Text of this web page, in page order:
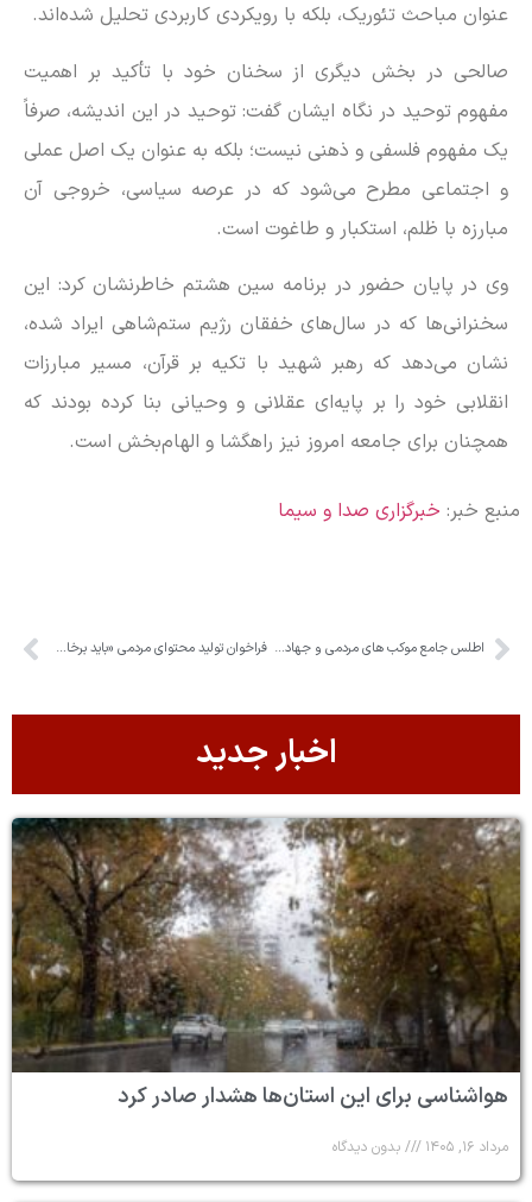
عنوان مباحث تئوریک، بلکه با رویکردی کاربردی تحلیل شده‌اند.
صالحی در بخش دیگری از سخنان خود با تأکید بر اهمیت
مفهوم توحید در نگاه ایشان گفت: توحید در این اندیشه، صرفاً
یک مفهوم فلسفی و ذهنی نیست؛ بلکه به عنوان یک اصل عملی
و اجتماعی مطرح می‌شود که در عرصه سیاسی، خروجی آن
مبارزه با ظلم، استکبار و طاغوت است.
وی در پایان حضور در برنامه سین هشتم خاطرنشان کرد: این
سخنرانی‌ها که در سال‌های خفقان رژیم ستم‌شاهی ایراد شده،
نشان می‌دهد که رهبر شهید با تکیه بر قرآن، مسیر مبارزات
انقلابی خود را بر پایه‌ای عقلانی و وحیانی بنا کرده بودند که
همچنان برای جامعه امروز نیز راهگشا و الهام‌بخش است.
منبع خبر: خبرگزاری صدا و سیما
اطلس جامع موکب های مردمی و جهادی استان البرز فراخوان تولید محتوای مردمی «باید برخاست» در البرز
اخبار جدید
هواشناسی برای این استان‌ها هشدار صادر کرد
مرداد ۱۶, ۱۴۰۵ بدون دیدگاه